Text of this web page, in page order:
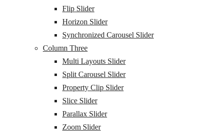
Flip Slider
Horizon Slider
Synchronized Carousel Slider
Column Three
Multi Layouts Slider
Split Carousel Slider
Property Clip Slider
Slice Slider
Parallax Slider
Zoom Slider